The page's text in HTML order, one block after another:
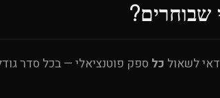
שבוחרים?
לשאול כל ספק פוטנציאלי — בכל סדר